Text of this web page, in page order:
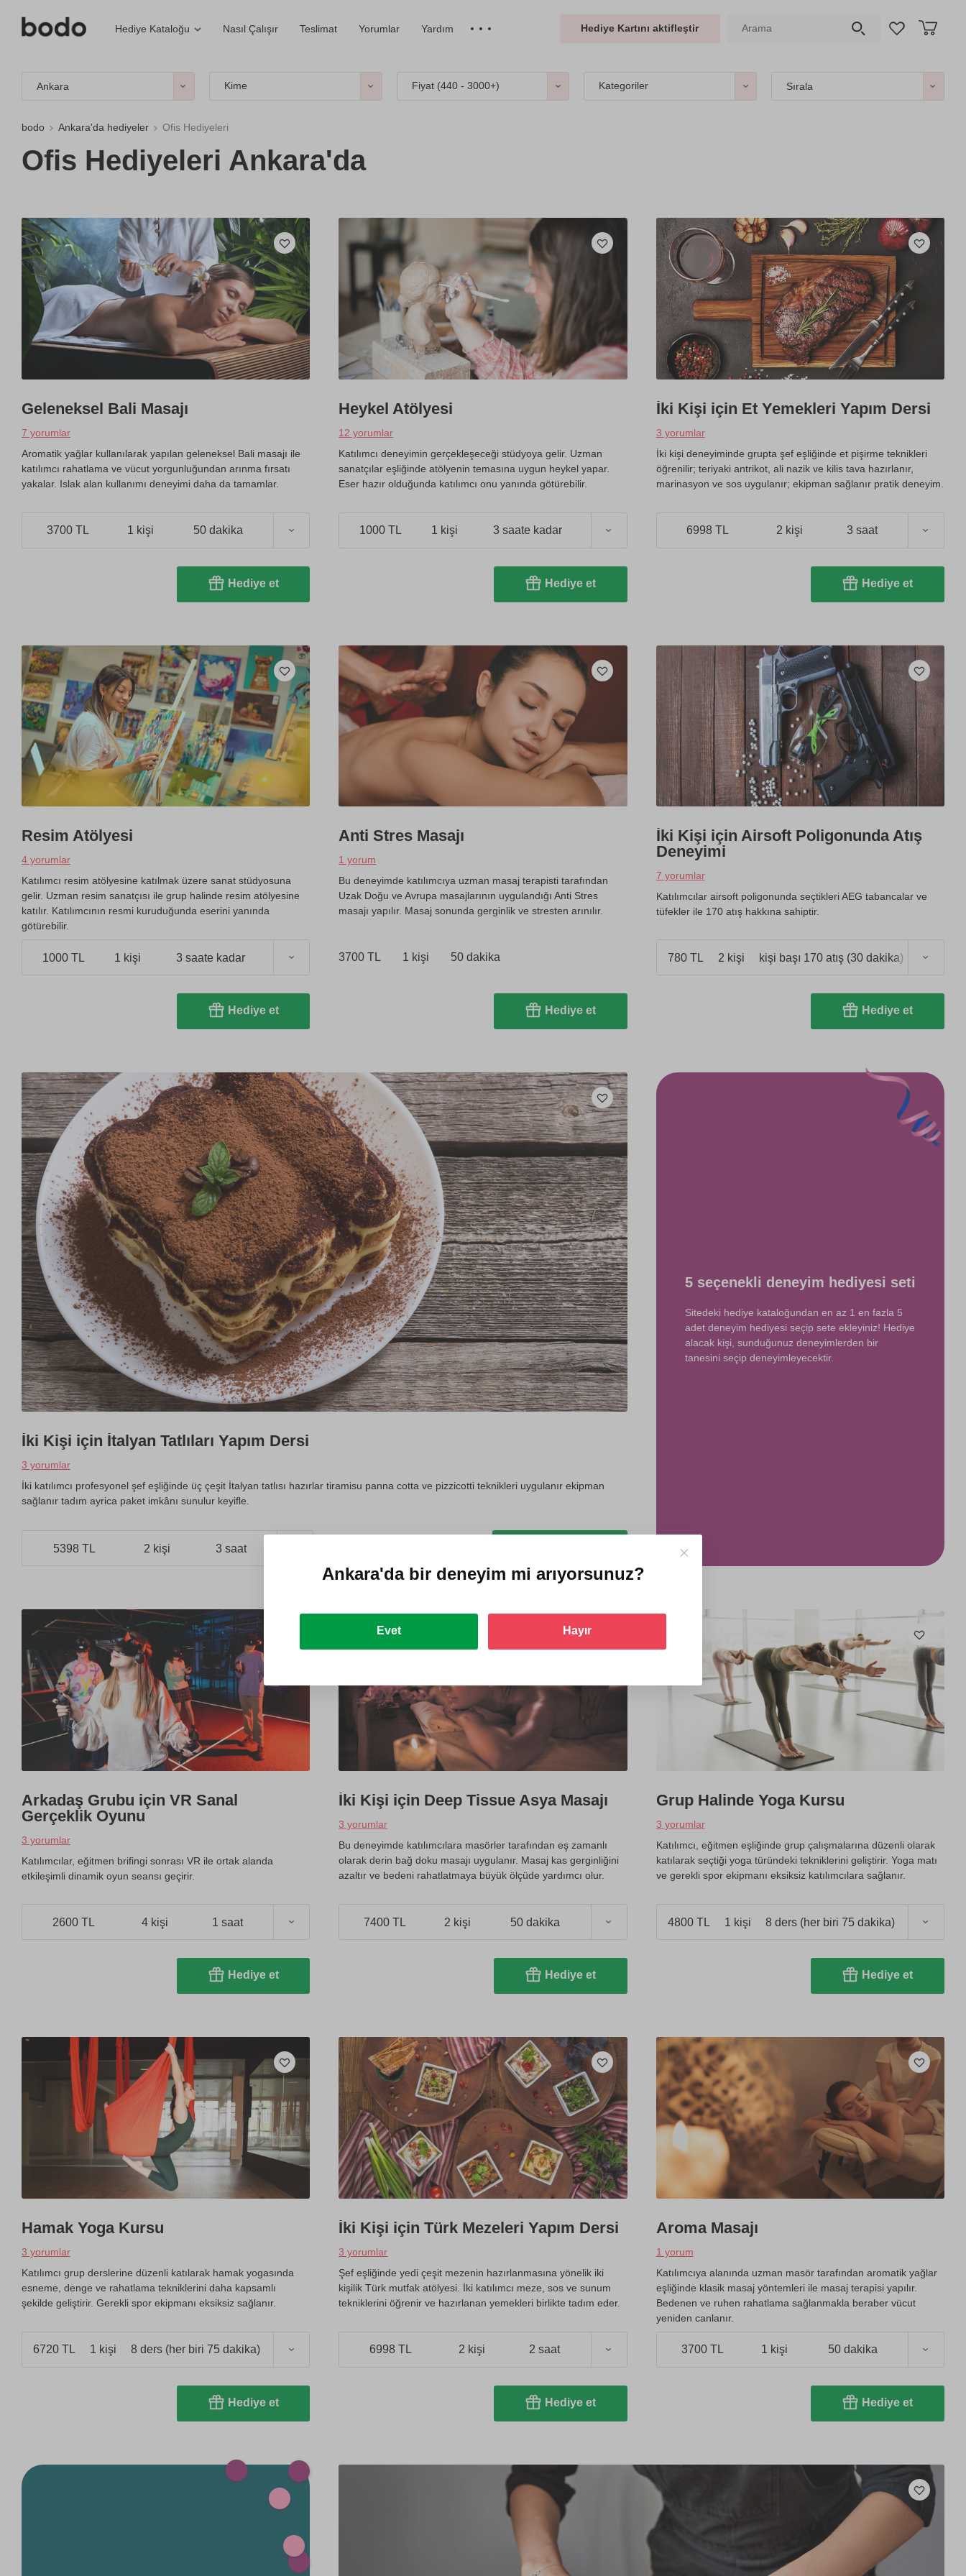
Hediye Kataloğu Nasıl Çalışır Teslimat Yorumlar Yardım Hediye Kartını aktifleştir
Ankara Kime Fiyat (440 - 3000+) Kategoriler Sırala
bodo Ankara'da hediyeler Ofis Hediyeleri
Ofis Hediyeleri Ankara'da
Geleneksel Bali Masajı
7 yorumlar
Aromatik yağlar kullanılarak yapılan geleneksel Bali masajı ile
katılımcı rahatlama ve vücut yorgunluğundan arınma fırsatı
yakalar. Islak alan kullanımı deneyimi daha da tamamlar.
3700 TL 1 kişi 50 dakika
Hediye et
Heykel Atölyesi
12 yorumlar
Katılımcı deneyimin gerçekleşeceği stüdyoya gelir. Uzman
sanatçılar eşliğinde atölyenin temasına uygun heykel yapar.
Eser hazır olduğunda katılımcı onu yanında götürebilir.
1000 TL 1 kişi 3 saate kadar
Hediye et
İki Kişi için Et Yemekleri Yapım Dersi
3 yorumlar
İki kişi deneyiminde grupta şef eşliğinde et pişirme teknikleri
öğrenilir; teriyaki antrikot, ali nazik ve kilis tava hazırlanır,
marinasyon ve sos uygulanır; ekipman sağlanır pratik deneyim.
6998 TL 2 kişi 3 saat
Hediye et
Resim Atölyesi
4 yorumlar
Katılımcı resim atölyesine katılmak üzere sanat stüdyosuna
gelir. Uzman resim sanatçısı ile grup halinde resim atölyesine
katılır. Katılımcının resmi kuruduğunda eserini yanında
götürebilir.
1000 TL 1 kişi 3 saate kadar
Hediye et
Anti Stres Masajı
1 yorum
Bu deneyimde katılımcıya uzman masaj terapisti tarafından
Uzak Doğu ve Avrupa masajlarının uygulandığı Anti Stres
masajı yapılır. Masaj sonunda gerginlik ve stresten arınılır.
3700 TL 1 kişi 50 dakika
Hediye et
İki Kişi için Airsoft Poligonunda Atış
Deneyimi
7 yorumlar
Katılımcılar airsoft poligonunda seçtikleri AEG tabancalar ve
tüfekler ile 170 atış hakkına sahiptir.
780 TL 2 kişi kişi başı 170 atış (30 dakika)
Hediye et
İki Kişi için İtalyan Tatlıları Yapım Dersi
3 yorumlar
İki katılımcı profesyonel şef eşliğinde üç çeşit İtalyan tatlısı hazırlar tiramisu panna cotta ve pizzicotti teknikleri uygulanır ekipman
sağlanır tadım ayrica paket imkânı sunulur keyifle.
5398 TL 2 kişi 3 saat
5 seçenekli deneyim hediyesi seti
Sitedeki hediye kataloğundan en az 1 en fazla 5
adet deneyim hediyesi seçip sete ekleyiniz! Hediye
alacak kişi, sunduğunuz deneyimlerden bir
tanesini seçip deneyimleyecektir.
Arkadaş Grubu için VR Sanal
Gerçeklik Oyunu
3 yorumlar
Katılımcılar, eğitmen brifingi sonrası VR ile ortak alanda
etkileşimli dinamik oyun seansı geçirir.
2600 TL 4 kişi 1 saat
Hediye et
İki Kişi için Deep Tissue Asya Masajı
3 yorumlar
Bu deneyimde katılımcılara masörler tarafından eş zamanlı
olarak derin bağ doku masajı uygulanır. Masaj kas gerginliğini
azaltır ve bedeni rahatlatmaya büyük ölçüde yardımcı olur.
7400 TL 2 kişi 50 dakika
Hediye et
Grup Halinde Yoga Kursu
3 yorumlar
Katılımcı, eğitmen eşliğinde grup çalışmalarına düzenli olarak
katılarak seçtiği yoga türündeki tekniklerini geliştirir. Yoga matı
ve gerekli spor ekipmanı eksiksiz katılımcılara sağlanır.
4800 TL 1 kişi 8 ders (her biri 75 dakika)
Hediye et
Hamak Yoga Kursu
3 yorumlar
Katılımcı grup derslerine düzenli katılarak hamak yogasında
esneme, denge ve rahatlama tekniklerini daha kapsamlı
şekilde geliştirir. Gerekli spor ekipmanı eksiksiz sağlanır.
6720 TL 1 kişi 8 ders (her biri 75 dakika)
Hediye et
İki Kişi için Türk Mezeleri Yapım Dersi
3 yorumlar
Şef eşliğinde yedi çeşit mezenin hazırlanmasına yönelik iki
kişilik Türk mutfak atölyesi. İki katılımcı meze, sos ve sunum
tekniklerini öğrenir ve hazırlanan yemekleri birlikte tadım eder.
6998 TL 2 kişi 2 saat
Hediye et
Aroma Masajı
1 yorum
Katılımcıya alanında uzman masör tarafından aromatik yağlar
eşliğinde klasik masaj yöntemleri ile masaj terapisi yapılır.
Bedenen ve ruhen rahatlama sağlanmakla beraber vücut
yeniden canlanır.
3700 TL 1 kişi 50 dakika
Hediye et
Ankara'dabir deneyim mi arıyorsunuz?
Evet Hayır